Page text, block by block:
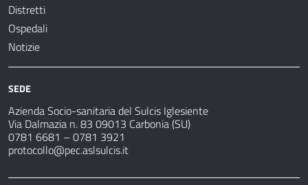
Distretti
Ospedali
Notizie
SEDE
Azienda Socio-sanitaria del Sulcis Iglesiente
Via Dalmazia n. 83 09013 Carbonia (SU)
0781 6681 – 0781 3921
protocollo@pec.aslsulcis.it